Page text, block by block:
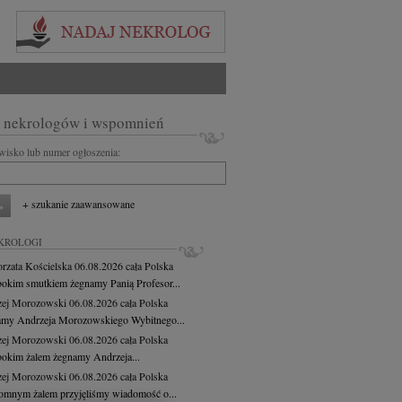
nekrologów i wspomnień
lub numer ogłoszenia:
+ szukanie zaawansowane
Kościelska06.08.2026cała Polska
smutkiem żegnamy Panią Profesor...
Morozowski 06.08.2026cała Polska
Andrzeja Morozowskiego Wybitnego...
Morozowski 06.08.2026cała Polska
żalem żegnamy Andrzeja...
Morozowski 06.08.2026cała Polska
żalem przyjęliśmy wiadomość o...